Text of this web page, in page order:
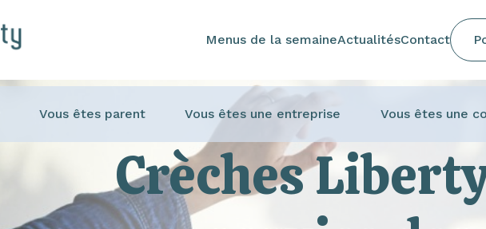
Menus de la semaineActualitésContact
Vous êtes parent Vous êtes une entreprise Vous êtes une
Crèches